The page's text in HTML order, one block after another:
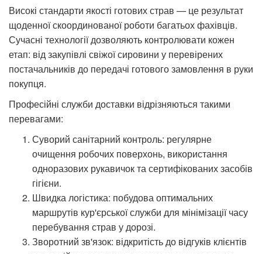
Високі стандарти якості готових страв — це результат
щоденної скоординованої роботи багатьох фахівців.
Сучасні технології дозволяють контролювати кожен
етап: від закупівлі свіжої сировини у перевірених
постачальників до передачі готового замовлення в руки
покупця.
Професійні служби доставки відрізняються такими
перевагами:
Суворий санітарний контроль: регулярне
очищення робочих поверхонь, використання
одноразових рукавичок та сертифікованих засобів
гігієни.
Швидка логістика: побудова оптимальних
маршрутів кур'єрської служби для мінімізації часу
перебування страв у дорозі.
Зворотний зв'язок: відкритість до відгуків клієнтів